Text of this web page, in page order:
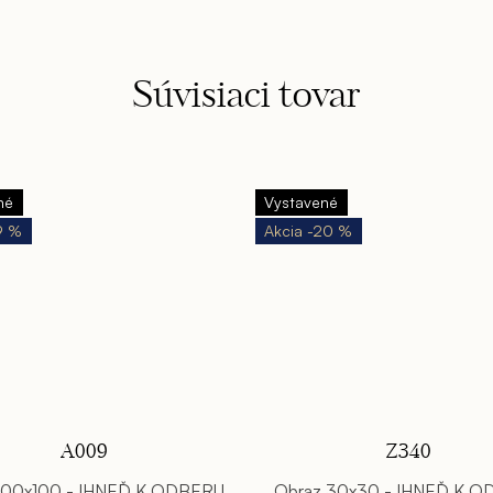
Súvisiaci tovar
%
A009
Vystavené
-20 %
Z340